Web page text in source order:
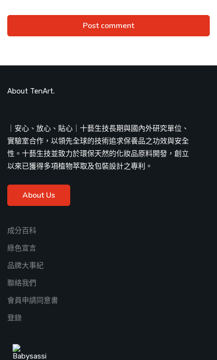
About TenArt.
｜安心、放心、貼心｜十藝生技長期與國內外研究單位、
實驗室合作，以領先全球的技術追求保養品之功效與安全
性。十藝生技並致力於環保天然的化妝品原料開發，創立
以來已獲得多項植物萃取及包裝設計之專利。
About Us
成分百科
綠色宣言
品牌大事紀
聯絡我們
會員申請同意書
登錄